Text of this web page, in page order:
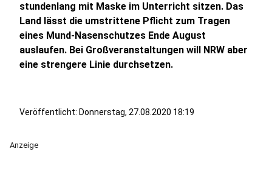
stundenlang mit Maske im Unterricht sitzen. Das
Land lässt die umstrittene Pflicht zum Tragen
eines Mund-Nasenschutzes Ende August
auslaufen. Bei Großveranstaltungen will NRW aber
eine strengere Linie durchsetzen.
Veröffentlicht: Donnerstag, 27.08.2020 18:19
Anzeige